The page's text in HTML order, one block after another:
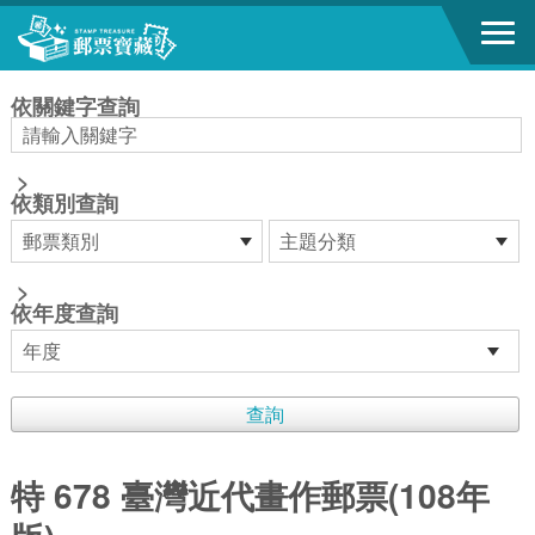
跳到主要內容區塊
依關鍵字查詢
>
依類別查詢
>
依年度查詢
特 678 臺灣近代畫作郵票(108年